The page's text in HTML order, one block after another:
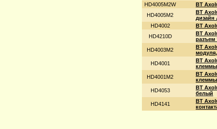
HD4005M2W
BT
HD4005M2
BT
дизайн
HD4002
BT
HD4210D
BT
разъем
HD4003M2
BT
HD4001
BT
HD4001M2
BT
HD4053
BT
белый
HD4141
BT